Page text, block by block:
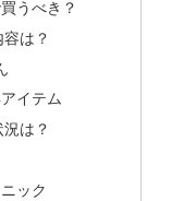
うべき？
は？
イテム
は？
ック